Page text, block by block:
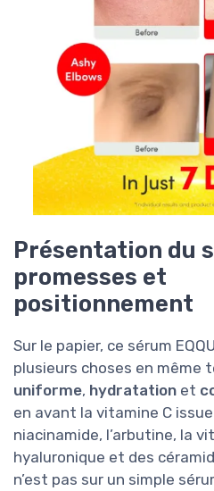
Présentation du
promesses et
positionnement
Sur le papier, ce sérum
plusieurs choses en même
uniforme, hydratation et
en avant la vitamine C issue
niacinamide, l’arbutine, la
hyaluronique et des
n’est pas sur un simple